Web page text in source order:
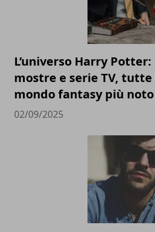
L’universo Harry
mostre e serie TV,
mondo fantasy più
02/09/2025